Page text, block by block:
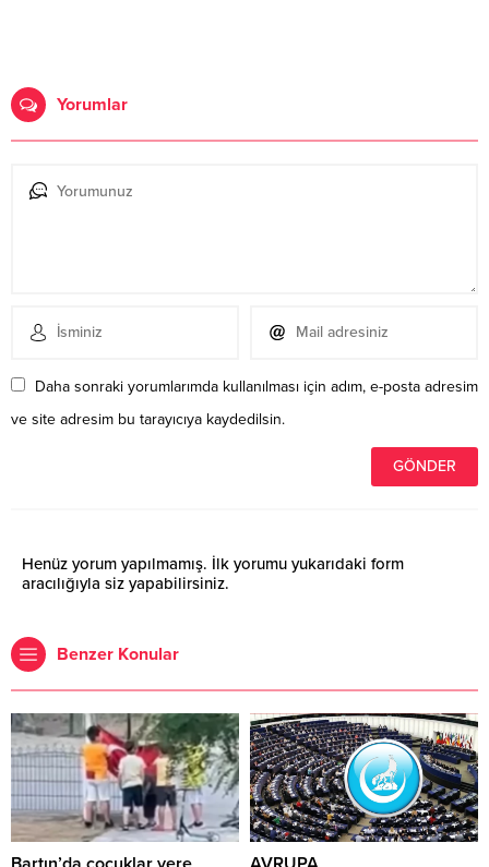
Yorumlar
Daha sonraki yorumlarımda kullanılması için adım, e-posta adresim
ve site adresim bu tarayıcıya kaydedilsin.
Henüz yorum yapılmamış. İlk yorumu yukarıdaki form
aracılığıyla siz yapabilirsiniz.
Benzer Konular